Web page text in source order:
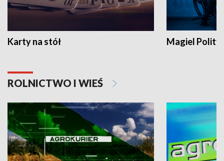
Karty na stół Magiel
ROLNICTWO I WIEŚ